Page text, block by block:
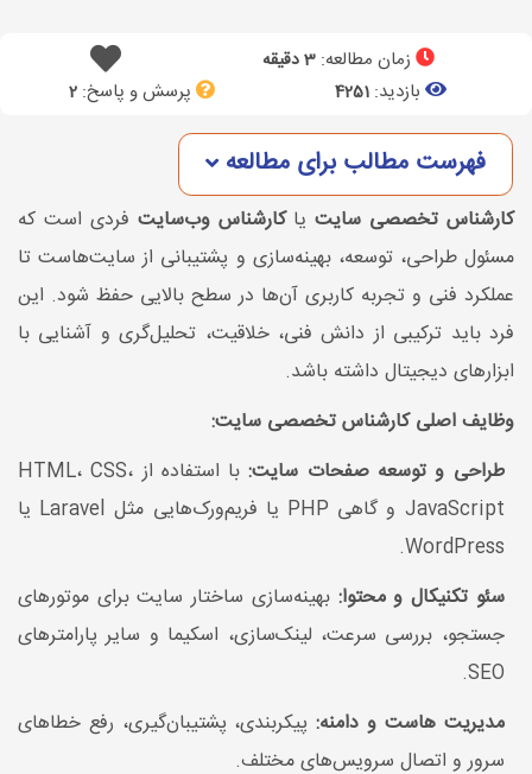
زمان مطالعه: 3 دقیقه
بازدید:4251 پرسش و پاسخ: 2
فهرست مطالب برای مطالعه
کارشناس تخصصی سایتیاکارشناس وب‌سایت فردی است که
مسئول طراحی، توسعه، بهینه‌سازی و پشتیبانی از سایت‌هاست تا
عملکرد فنی و تجربه کاربری آن‌ها در سطح بالایی حفظ شود. این
فرد باید ترکیبی از دانش فنی، خلاقیت، تحلیل‌گری و آشنایی با
ابزارهای دیجیتال داشته باشد.
وظایف اصلی کارشناس تخصصی سایت:
طراحی و توسعه صفحات سایت:
با استفاده از HTML، CSS،
JavaScript و گاهی PHP یا فریم‌ورک‌هایی مثل Laravel یا
WordPress.
سئو تکنیکال و محتوا: بهینه‌سازی ساختار سایت برای موتورهای
جستجو، بررسی سرعت، لینک‌سازی، اسکیما و سایر پارامترهای
SEO.
مدیریت هاست و دامنه:پیکربندی، پشتیبان‌گیری، رفع خطاهای
سرور و اتصال سرویس‌های مختلف.